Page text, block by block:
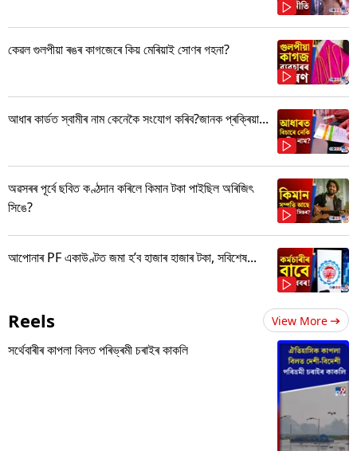
কেৱল গুলপীয়া ৰঙৰ কাগজেৰে কিয় মেৰিয়াই সোণৰ গহনা?
আধাৰ কাৰ্ডত স্বামীৰ নাম কেনেকৈ সংযোগ কৰিব?জানক প্ৰক্ৰিয়া...
অৱসৰৰ পূৰ্বে ছবিত কণ্ঠদান কৰিলে কিমান টকা পাইছিল অৰিজিৎ
সিঙে?
আপোনাৰ PF একাউণ্টত জমা হ’ব হাজাৰ হাজাৰ টকা, সবিশেষ...
Reels View More
সৰ্থেবাৰীৰ কাপলা বিলত পৰিভ্ৰমী চৰাইৰ কাকলি